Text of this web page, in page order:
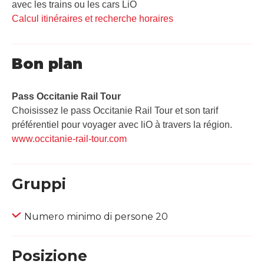
avec les trains ou les cars LiO
Calcul itinéraires et recherche horaires
Bon plan
Pass Occitanie Rail Tour​
Choisissez le pass Occitanie Rail Tour et son tarif
préférentiel pour voyager avec liO à travers la région.
www.occitanie-rail-tour.com
Gruppi
Numero minimo di persone 20
Posizione